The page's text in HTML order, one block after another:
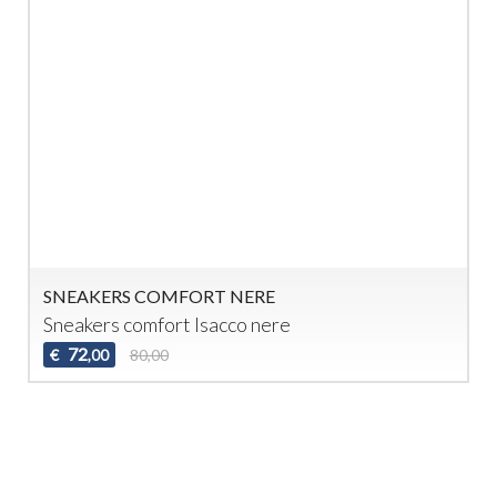
SNEAKERS COMFORT NERE
Sneakers comfort Isacco nere
€ 72,00 80,00